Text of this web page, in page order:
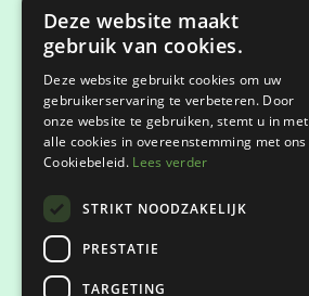
Deze website maakt
gebruik van cookies.
Deze website gebruikt cookies om uw
gebruikerservaring te verbeteren. Door
onze website te gebruiken, stemt u in met
alle cookies in overeenstemming met ons
Cookiebeleid. Lees verder
STRIKT NOODZAKELIJK
PRESTATIE
TARGETING